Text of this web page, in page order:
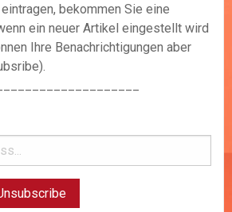
bekommen Sie eine
ein neuer Artikel eingestellt wird
Ihre Benachrichtigungen aber